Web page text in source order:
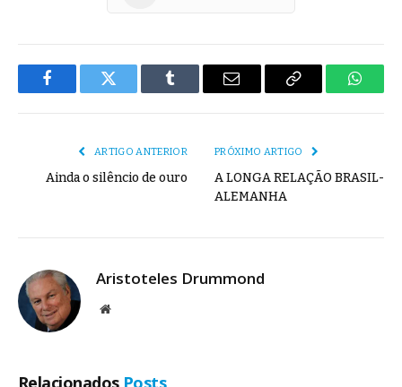
FacebookTwitter Tumblr
E-
Copiar
ARTIGO ANTERIOR
Ainda o silêncio de ouro
PRÓXIMO ARTIGO
A LONGA RELAÇÃO BRASIL-
ALEMANHA
Aristoteles Drummond
Site